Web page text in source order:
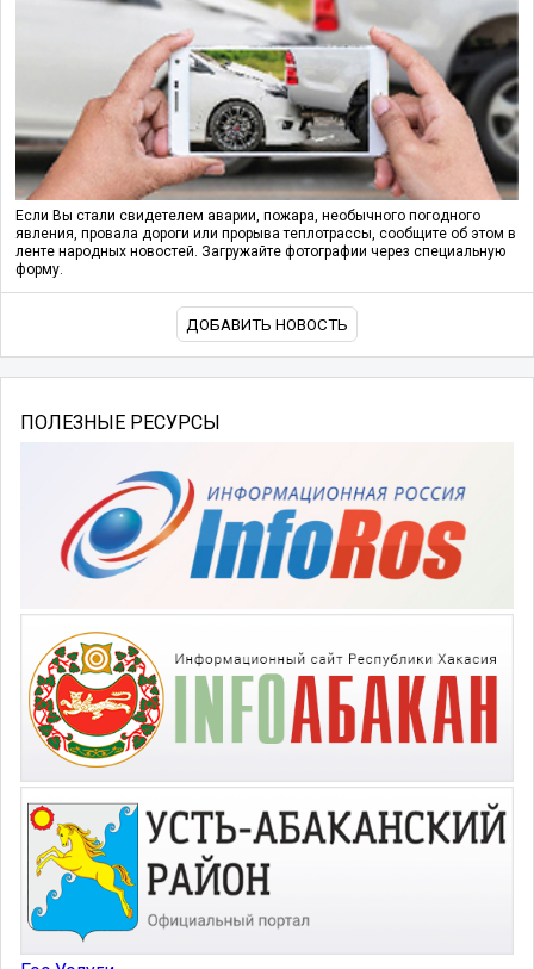
Если Вы стали свидетелем аварии, пожара, необычного погодного
явления, провала дороги или прорыва теплотрассы, сообщите об этом в
ленте народных новостей. Загружайте фотографии через специальную
форму.
ДОБАВИТЬ НОВОСТЬ
ПОЛЕЗНЫЕ РЕСУРСЫ